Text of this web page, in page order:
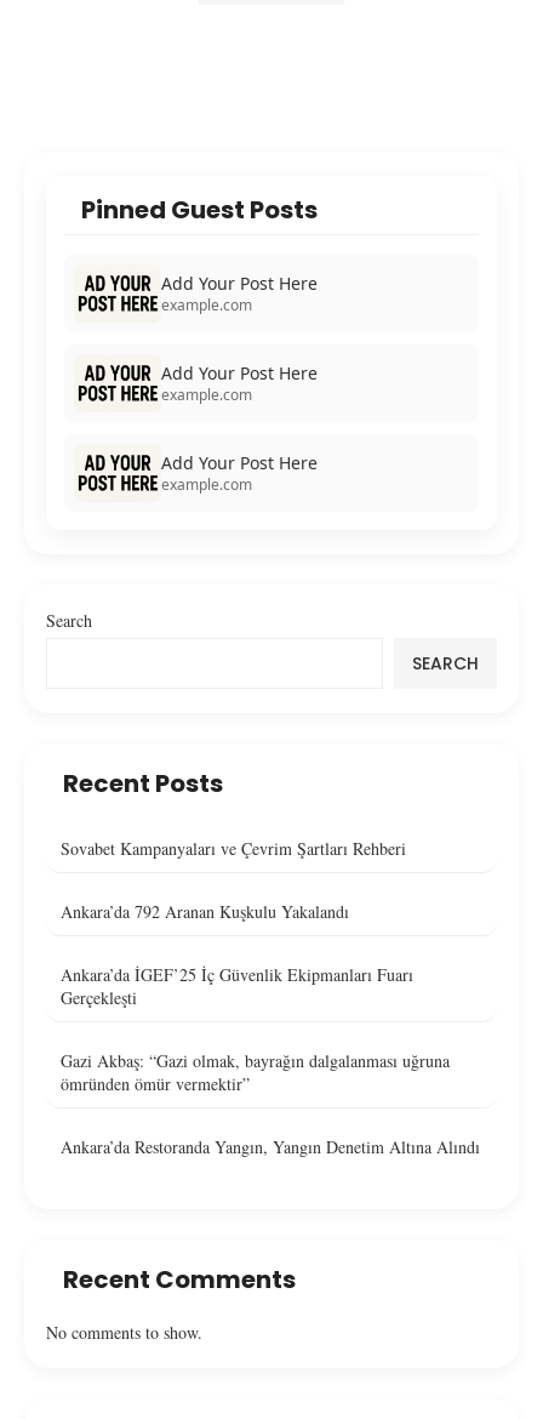
Pinned Guest Posts
Add Your Post Here
example.com
Add Your Post Here
example.com
Add Your Post Here
example.com
Search
SEARCH
Recent Posts
Sovabet Kampanyaları ve Çevrim Şartları Rehberi
Ankara’da 792 Aranan Kuşkulu Yakalandı
Ankara’da İGEF’25 İç Güvenlik Ekipmanları Fuarı
Gerçekleşti
Gazi Akbaş: “Gazi olmak, bayrağın dalgalanması uğruna
ömründen ömür vermektir”
Ankara’da Restoranda Yangın, Yangın Denetim Altına Alındı
Recent Comments
No comments to show.